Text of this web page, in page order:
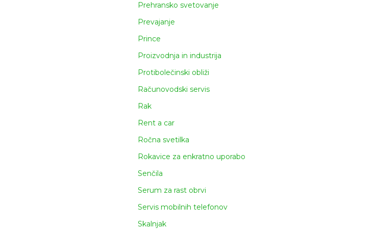
Prehransko svetovanje
Prevajanje
Prince
Proizvodnja in industrija
Protibolečinski obliži
Računovodski servis
Rak
Rent a car
Ročna svetilka
Rokavice za enkratno uporabo
Senčila
Serum za rast obrvi
Servis mobilnih telefonov
Skalnjak